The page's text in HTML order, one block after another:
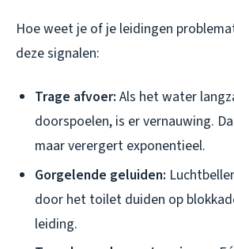
Hoe weet je of je leidingen
deze signalen:
Trage afvoer: Als het water
doorspoelen, is er vernauwing.
maar verergert exponentieel.
Gorgelende geluiden:
door het toilet duiden op
leiding.